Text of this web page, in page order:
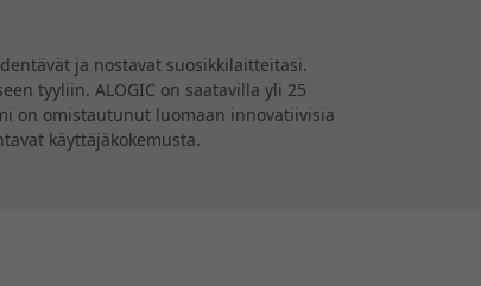
ja nostavat suosikkilaitteitasi.
tyyliin. ALOGIC on saatavilla yli 25
on omistautunut luomaan innovatiivisia
käyttäjäkokemusta.